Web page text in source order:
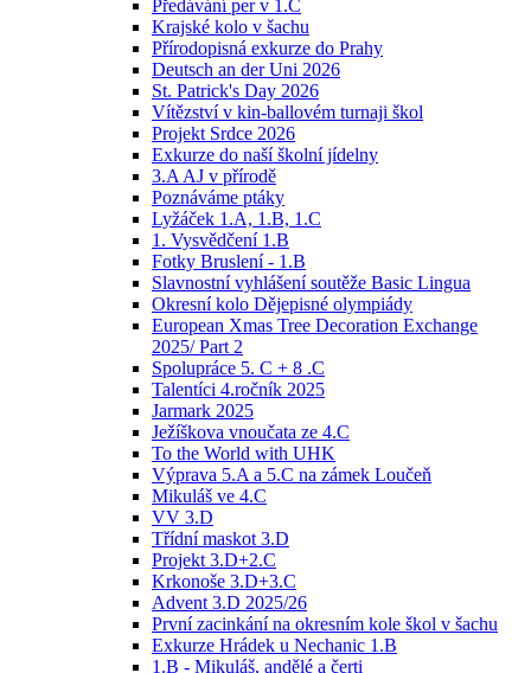
Předávání per v 1.C
Krajské kolo v šachu
Přírodopisná exkurze do Prahy
Deutsch an der Uni 2026
St. Patrick's Day 2026
Vítězství v kin-ballovém turnaji škol
Projekt Srdce 2026
Exkurze do naší školní jídelny
3.A AJ v přírodě
Poznáváme ptáky
Lyžáček 1.A, 1.B, 1.C
1. Vysvědčení 1.B
Fotky Bruslení - 1.B
Slavnostní vyhlášení soutěže Basic Lingua
Okresní kolo Dějepisné olympiády
European Xmas Tree Decoration Exchange
2025/ Part 2
Spolupráce 5. C + 8 .C
Talentíci 4.ročník 2025
Jarmark 2025
Ježíškova vnoučata ze 4.C
To the World with UHK
Výprava 5.A a 5.C na zámek Loučeň
Mikuláš ve 4.C
VV 3.D
Třídní maskot 3.D
Projekt 3.D+2.C
Krkonoše 3.D+3.C
Advent 3.D 2025/26
První zacinkání na okresním kole škol v šachu
Exkurze Hrádek u Nechanic 1.B
1.B - Mikuláš, andělé a čerti